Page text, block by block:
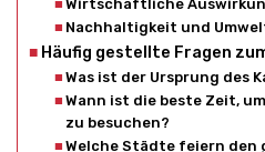
Wirtschaftliche
Nachhaltigkeit und
Häufig gestellte Fragen
Was ist der Ursprung des
Wann ist die beste Zeit,
zu besuchen?
Welche Städte feiern den